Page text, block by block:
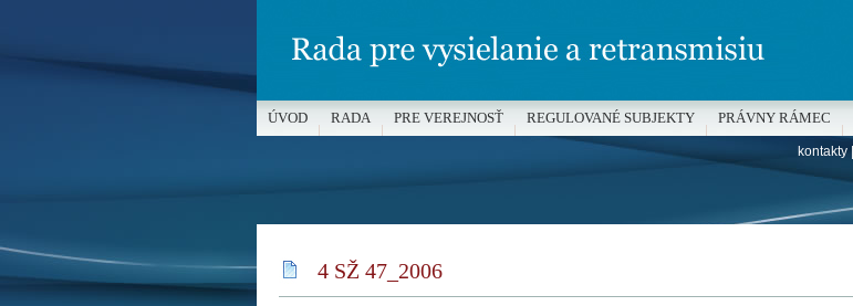
4 SŽ 47_2006
ÚVOD RADA PRE VEREJNOSŤ REGULOVANÉ SUBJEKTY PRÁVNY RÁMEC
kontakty|